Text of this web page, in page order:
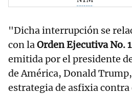
"Dicha interrupción se
con laOrden Ejecutiva No.
emitida por el presidente
de América, Donald
estrategia de asfixia contra